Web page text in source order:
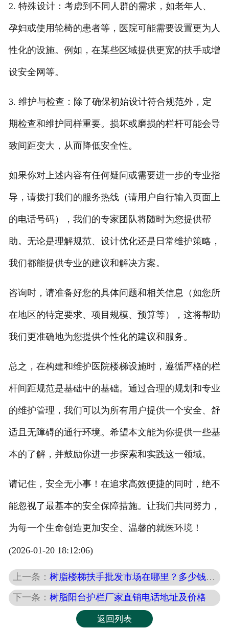
2. 特殊设计：考虑到不同人群的需求，如老年人、
孕妇或使用轮椅的患者等，医院可能需要设置更为人
性化的设施。例如，在某些区域提供更宽的扶手或增
设安全网等。
3. 维护与检查：除了确保初始设计符合规范外，定
期检查和维护同样重要。损坏或磨损的栏杆可能会导
致间距变大，从而降低安全性。
如果你对上述内容有任何疑问或需要进一步的专业指
导，请拨打我们的服务热线（请用户自行输入页面上
的电话号码），我们的专家团队将随时为您提供帮
助。无论是理解规范、设计优化还是日常维护策略，
我们都能提供专业的建议和解决方案。
咨询时，请准备好您的具体问题和相关信息（如您所
在地区的特定要求、项目规模、预算等），这将帮助
我们更准确地为您提供个性化的建议和服务。
总之，在构建和维护医院楼梯设施时，遵循严格的栏
杆间距规范是基础中的基础。通过合理的规划和专业
的维护管理，我们可以为所有用户提供一个安全、舒
适且无障碍的通行环境。希望本文能为你提供一些基
本的了解，并鼓励你进一步探索和实践这一领域。
请记住，安全无小事！在追求高效便捷的同时，绝不
能忽视了最基本的安全保障措施。让我们共同努力，
为每一个生命创造更加安全、温馨的就医环境！
(2026-01-20 18:12:06)
上一条：树脂楼梯扶手批发市场在哪里？多少钱一平方？
下一条：树脂阳台护栏厂家直销电话地址及价格
返回列表